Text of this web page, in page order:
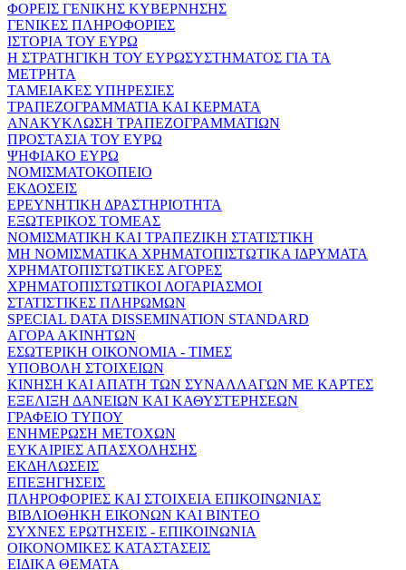
ΦΟΡΕΙΣ ΓΕΝΙΚΗΣ ΚΥΒΕΡΝΗΣΗΣ
ΓΕΝΙΚΕΣ ΠΛΗΡΟΦΟΡΙΕΣ
ΙΣΤΟΡΙΑ ΤΟΥ ΕΥΡΩ
Η ΣΤΡΑΤΗΓΙΚΗ ΤΟΥ ΕΥΡΩΣΥΣΤΗΜΑΤΟΣ ΓΙΑ ΤΑ
ΜΕΤΡΗΤΑ
ΤΑΜΕΙΑΚΕΣ ΥΠΗΡΕΣΙΕΣ
ΤΡΑΠΕΖΟΓΡΑΜΜΑΤΙΑ ΚΑΙ ΚΕΡΜΑΤΑ
ΑΝΑΚΥΚΛΩΣΗ ΤΡΑΠΕΖΟΓΡΑΜΜΑΤΙΩΝ
ΠΡΟΣΤΑΣΙΑ ΤΟΥ ΕΥΡΩ
ΨΗΦΙΑΚΟ ΕΥΡΩ
ΝΟΜΙΣΜΑΤΟΚΟΠΕΙΟ
ΕΚΔΟΣΕΙΣ
ΕΡΕΥΝΗΤΙΚΗ ΔΡΑΣΤΗΡΙΟΤΗΤΑ
ΕΞΩΤΕΡΙΚΟΣ ΤΟΜΕΑΣ
ΝΟΜΙΣΜΑΤΙΚΗ ΚΑΙ ΤΡΑΠΕΖΙΚΗ ΣΤΑΤΙΣΤΙΚΗ
ΜΗ ΝΟΜΙΣΜΑΤΙΚΑ ΧΡΗΜΑΤΟΠΙΣΤΩΤΙΚΑ ΙΔΡΥΜΑΤΑ
ΧΡΗΜΑΤΟΠΙΣΤΩΤΙΚΕΣ ΑΓΟΡΕΣ
ΧΡΗΜΑΤΟΠΙΣΤΩΤΙΚΟΙ ΛΟΓΑΡΙΑΣΜΟΙ
ΣΤΑΤΙΣΤΙΚΕΣ ΠΛΗΡΩΜΩΝ
SPECIAL DATA DISSEMINATION STANDARD
ΑΓΟΡΑ ΑΚΙΝΗΤΩΝ
ΕΣΩΤΕΡΙΚΗ ΟΙΚΟΝΟΜΙΑ - ΤΙΜΕΣ
ΥΠΟΒΟΛΗ ΣΤΟΙΧΕΙΩΝ
ΚΙΝΗΣΗ ΚΑΙ ΑΠΑΤΗ ΤΩΝ ΣΥΝΑΛΛΑΓΩΝ ΜΕ ΚΑΡΤΕΣ
ΕΞΕΛΙΞΗ ΔΑΝΕΙΩΝ ΚΑΙ ΚΑΘΥΣΤΕΡΗΣΕΩΝ
ΓΡΑΦΕΙΟ ΤΥΠΟΥ
ΕΝΗΜΕΡΩΣΗ ΜΕΤΟΧΩΝ
ΕΥΚΑΙΡΙΕΣ ΑΠΑΣΧΟΛΗΣΗΣ
ΕΚΔΗΛΩΣΕΙΣ
ΕΠΕΞΗΓΗΣΕΙΣ
ΠΛΗΡΟΦΟΡΙΕΣ ΚΑΙ ΣΤΟΙΧΕΙΑ ΕΠΙΚΟΙΝΩΝΙΑΣ
ΒΙΒΛΙΟΘΗΚΗ ΕΙΚΟΝΩΝ ΚΑΙ ΒΙΝΤΕΟ
ΣΥΧΝΕΣ ΕΡΩΤΗΣΕΙΣ - ΕΠΙΚΟΙΝΩΝΙΑ
ΟΙΚΟΝΟΜΙΚΕΣ ΚΑΤΑΣΤΑΣΕΙΣ
ΕΙΔΙΚΑ ΘΕΜΑΤΑ